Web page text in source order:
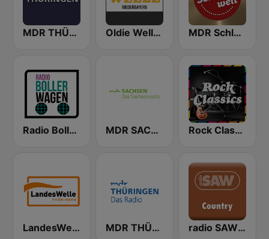
MDR THÜRINGEN Erfurt Oldie Welle Niederbayern MDR Schlagerwelt
Radio Bollerwagen MDR SACHSEN Leipzig Rock Classics - von 80er 90er OLDIE ANTENNE
LandesWelle Thüringen MDR THÜRINGEN Suhl radio SAW - Country